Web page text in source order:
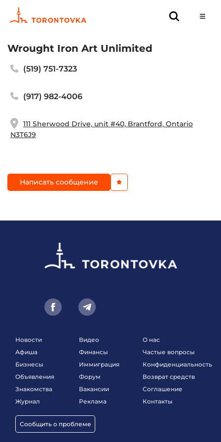
Wrought Iron Art Unlimited
(519) 751-7323
(917) 982-4006
111 Sherwood Drive, unit #40, Brantford, Ontario
N3T6J9
Написать сообщение
Новости
Афиша
Бизнесы
Объявления
Знакомства
Журнал
Сообщить о проблеме
Видео
Финансы
Иммиграция
Форум
Вакансии
Реклама
О нас
Частые вопросы
Конфиденциальность
Возврат средств
Соглашение
Контакты